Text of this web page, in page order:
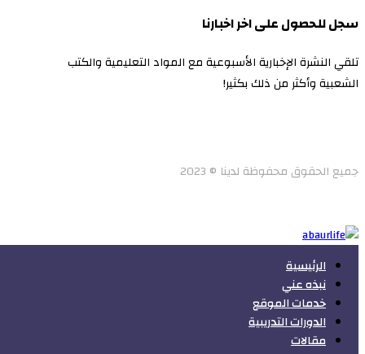
سجل للحصول على اخر اخبارنا
تلقي النشرة الإخبارية الأسبوعية مع المواد التعليمية والكتب
الشعبية وأكثر من ذلك بكثير!
جميع الحقوق محفوظة لدينا © 2023
الرئيسية
نبذه عني
خدمات الموقع
الدورات التدريبية
مقالات